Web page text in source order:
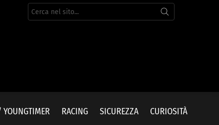
Cerca
per:
YOUNGTIMER RACING SICUREZZA CURIOSITÀ